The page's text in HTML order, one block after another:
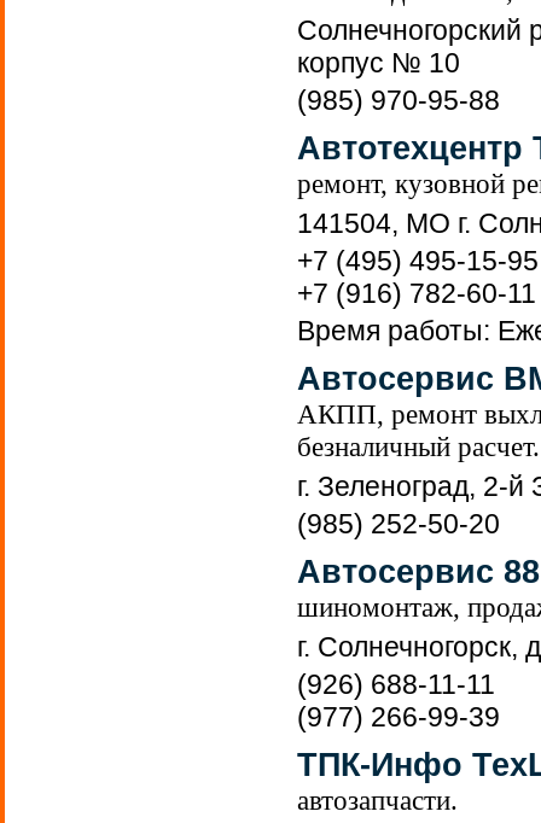
Солнечногорский
корпус № 10
(985) 970-95-88
Автотехцентр
ремонт, кузовной
141504, МО г.
+7 (495) 495-15-95
+7 (916) 782-60-11
Время работы:
Автосервис
АКПП, ремонт
безналичный расчет.
г. Зеленоград, 2-
(985) 252-50-20
Автосервис 88
шиномонтаж,
г. Солнечногорск,
(926) 688-11-11
(977) 266-99-39
ТПК-Инфо
автозапчасти.